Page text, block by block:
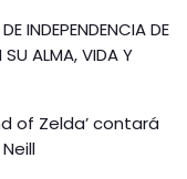
INDEPENDENCIA DE
SU ALMA, VIDA Y
of Zelda’ contará